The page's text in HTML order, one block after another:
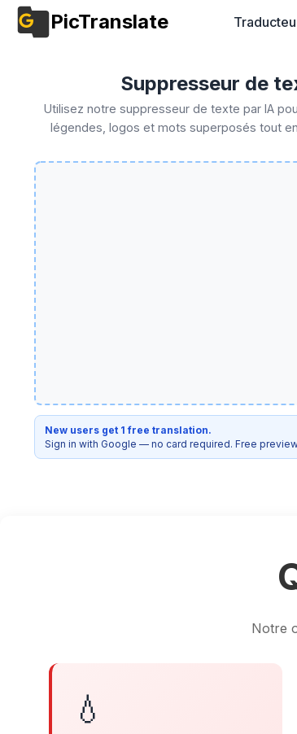
PicTranslate
Suppresseur de
Utilisez notre suppresseur de texte par IA
légendes, logos et mots superposés tout
New users get 1 free translation.
Sign in with Google — no card required. Free
Notre
💧